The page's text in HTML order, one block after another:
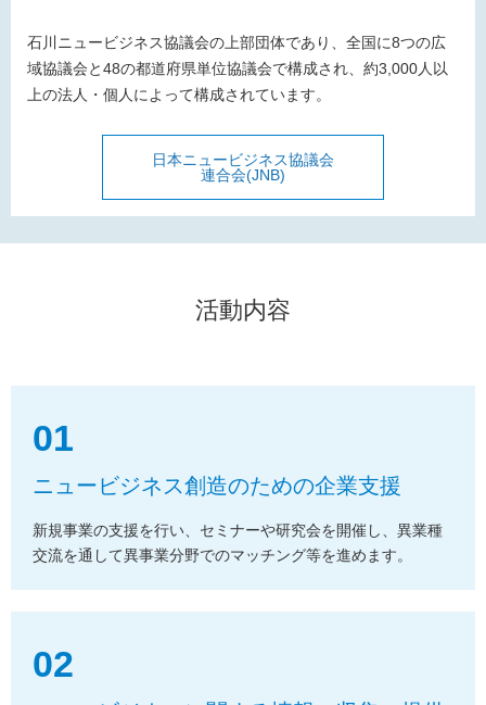
石川ニュービジネス協議会の上部団体であり、全国に8つの広
域協議会と48の都道府県単位協議会で構成され、約3,000人以
上の法人・個人によって構成されています。
日本ニュービジネス協議会
連合会(JNB)
活動内容
01
ニュービジネス創造のための企業支援
新規事業の支援を行い、セミナーや研究会を開催し、異業種
交流を通して異事業分野でのマッチング等を進めます。
02